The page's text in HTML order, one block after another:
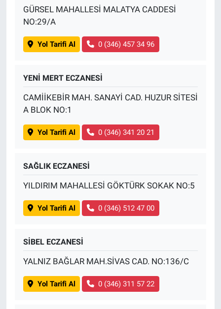
GÜRSEL MAHALLESİ MALATYA CADDESİ
NO:29/A
Yol Tarifi Al 0 (346) 457 34 96
YENİ MERT ECZANESİ
CAMİİKEBİR MAH. SANAYİ CAD. HUZUR SİTESİ
A BLOK NO:1
Yol Tarifi Al 0 (346) 341 20 21
SAĞLIK ECZANESİ
YILDIRIM MAHALLESİ GÖKTÜRK SOKAK NO:5
Yol Tarifi Al 0 (346) 512 47 00
SİBEL ECZANESİ
YALNIZ BAĞLAR MAH.SİVAS CAD. NO:136/C
Yol Tarifi Al 0 (346) 311 57 22